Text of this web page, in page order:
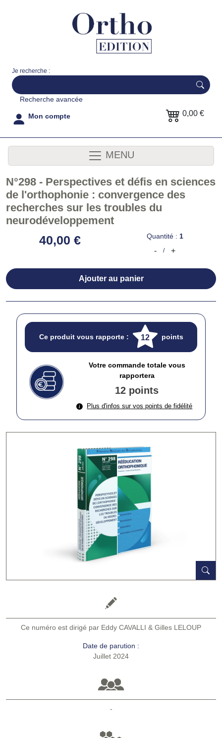
Je recherche :
Recherche avancée
Mon compte 0,00 €
MENU
N°298 - Perspectives et défis en sciences
de l'orthophonie : convergence des
recherches sur les troubles du
neurodéveloppement
40,00 € Quantité : 1
- / +
Ajouter au panier
Ce produit vous rapporte : 12 points
Votre commande totale vous
rapportera
12 points
Plus d'infos sur vos points de fidélité
Ce numéro est dirigé par Eddy CAVALLI & Gilles LELOUP
Date de parution :
Juillet 2024
-